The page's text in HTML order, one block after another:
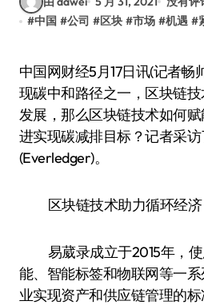
#中国 #公司 #区块 #市场 #机遇 #
中国网财经5月17日讯(记者畅帅帅)循环经济是促进实
现碳中和路径之一，区块链
发展，那么区块链技术如何
进实现碳减排目标？记者采
(Everledger)。
区块链技术助力循环经济
易葳录成立于2015年，
能、智能标签和物联网等一
业实现资产和供应链管理的标